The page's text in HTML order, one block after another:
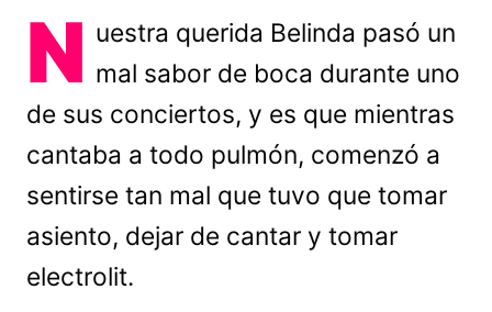
N uestra querida Belinda pasó un
mal sabor de boca durante uno
de sus conciertos, y es que mientras
cantaba a todo pulmón, comenzó a
sentirse tan mal que tuvo que tomar
asiento, dejar de cantar y tomar
electrolit.